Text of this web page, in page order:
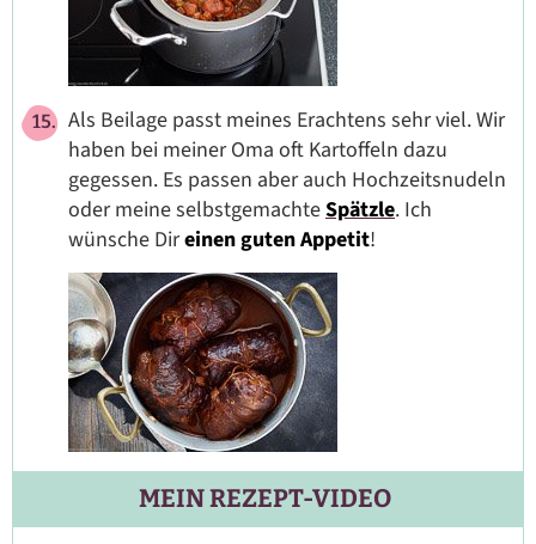
Als Beilage passt meines Erachtens sehr viel. Wir
haben bei meiner Oma oft Kartoffeln dazu
gegessen. Es passen aber auch Hochzeitsnudeln
oder meine selbstgemachteSpätzle. Ich
wünsche Direinen guten Appetit!
MEIN REZEPT-VIDEO